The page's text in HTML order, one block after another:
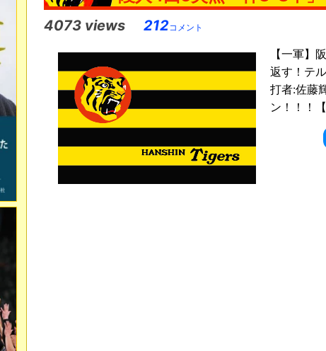
4073 views 212コメント
【一軍
返す！テ
打者:佐藤
ン！！！